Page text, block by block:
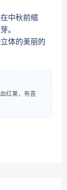
中秋前缩
。
体的美丽的
红果，有喜